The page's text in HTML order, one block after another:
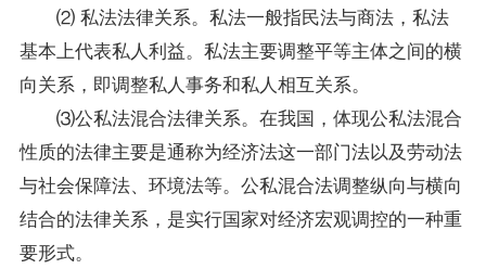
⑵ 私法法律关系。私法一般指民法与商法，私法
基本上代表私人利益。私法主要调整平等主体之间的横
向关系，即调整私人事务和私人相互关系。
⑶公私法混合法律关系。在我国，体现公私法混合
性质的法律主要是通称为经济法这一部门法以及劳动法
与社会保障法、环境法等。公私混合法调整纵向与横向
结合的法律关系，是实行国家对经济宏观调控的一种重
要形式。